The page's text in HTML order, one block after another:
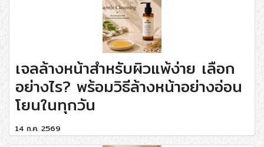
เจลล้างหน้าสำหรับผิวแพ้ง่าย เลือก
อย่างไร? พร้อมวิธีล้างหน้าอย่างอ่อน
โยนในทุกวัน
14 ก.ค. 2569